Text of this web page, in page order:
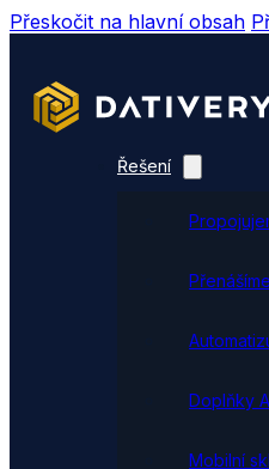
Přeskočit na hlavní obsah
Řešení
Doplňky
Mobilní